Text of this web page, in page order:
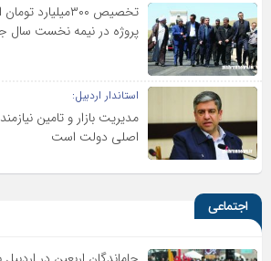
تخصیص ۳۰۰میلیارد
پروژه در نیمه نخست سال
استاندار اردبیل:
مدیریت بازار و تامین
اصلی دولت است
اجتماعی